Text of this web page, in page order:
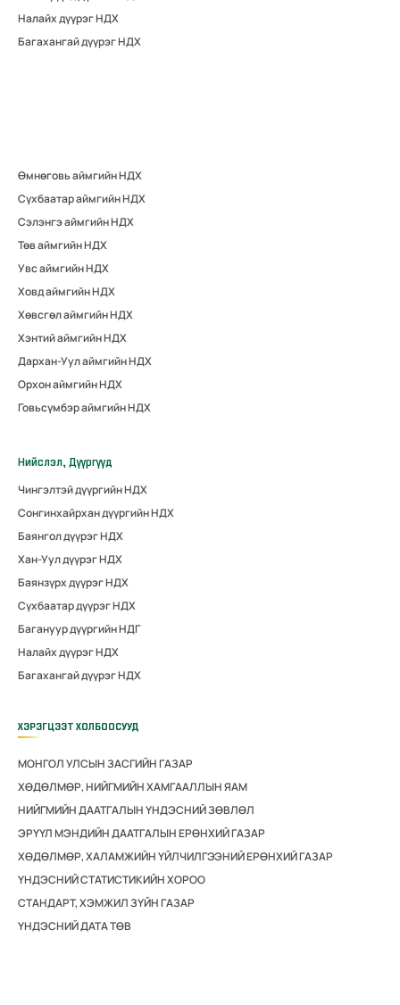
Налайх дүүрэг НДХ
Багахангай дүүрэг НДХ
Өмнөговь аймгийн НДХ
Сүхбаатар аймгийн НДХ
Сэлэнгэ аймгийн НДХ
Төв аймгийн НДХ
Увс аймгийн НДХ
Ховд аймгийн НДХ
Хөвсгөл аймгийн НДХ
Хэнтий аймгийн НДХ
Дархан-Уул аймгийн НДХ
Орхон аймгийн НДХ
Говьсүмбэр аймгийн НДХ
Нийслэл, Дүүргүүд
Чингэлтэй дүүргийн НДХ
Сонгинхайрхан дүүргийн НДХ
Баянгол дүүрэг НДХ
Хан-Уул дүүрэг НДХ
Баянзүрх дүүрэг НДХ
Сүхбаатар дүүрэг НДХ
Багануур дүүргийн НДГ
Налайх дүүрэг НДХ
Багахангай дүүрэг НДХ
ХЭРЭГЦЭЭТ ХОЛБООСУУД
МОНГОЛ УЛСЫН ЗАСГИЙН ГАЗАР
ХӨДӨЛМӨР, НИЙГМИЙН ХАМГААЛЛЫН ЯАМ
НИЙГМИЙН ДААТГАЛЫН ҮНДЭСНИЙ ЗӨВЛӨЛ
ЭРҮҮЛ МЭНДИЙН ДААТГАЛЫН ЕРӨНХИЙ ГАЗАР
ХӨДӨЛМӨР, ХАЛАМЖИЙН ҮЙЛЧИЛГЭЭНИЙ ЕРӨНХИЙ ГАЗАР
ҮНДЭСНИЙ СТАТИСТИКИЙН ХОРОО
СТАНДАРТ, ХЭМЖИЛ ЗҮЙН ГАЗАР
ҮНДЭСНИЙ ДАТА ТӨВ